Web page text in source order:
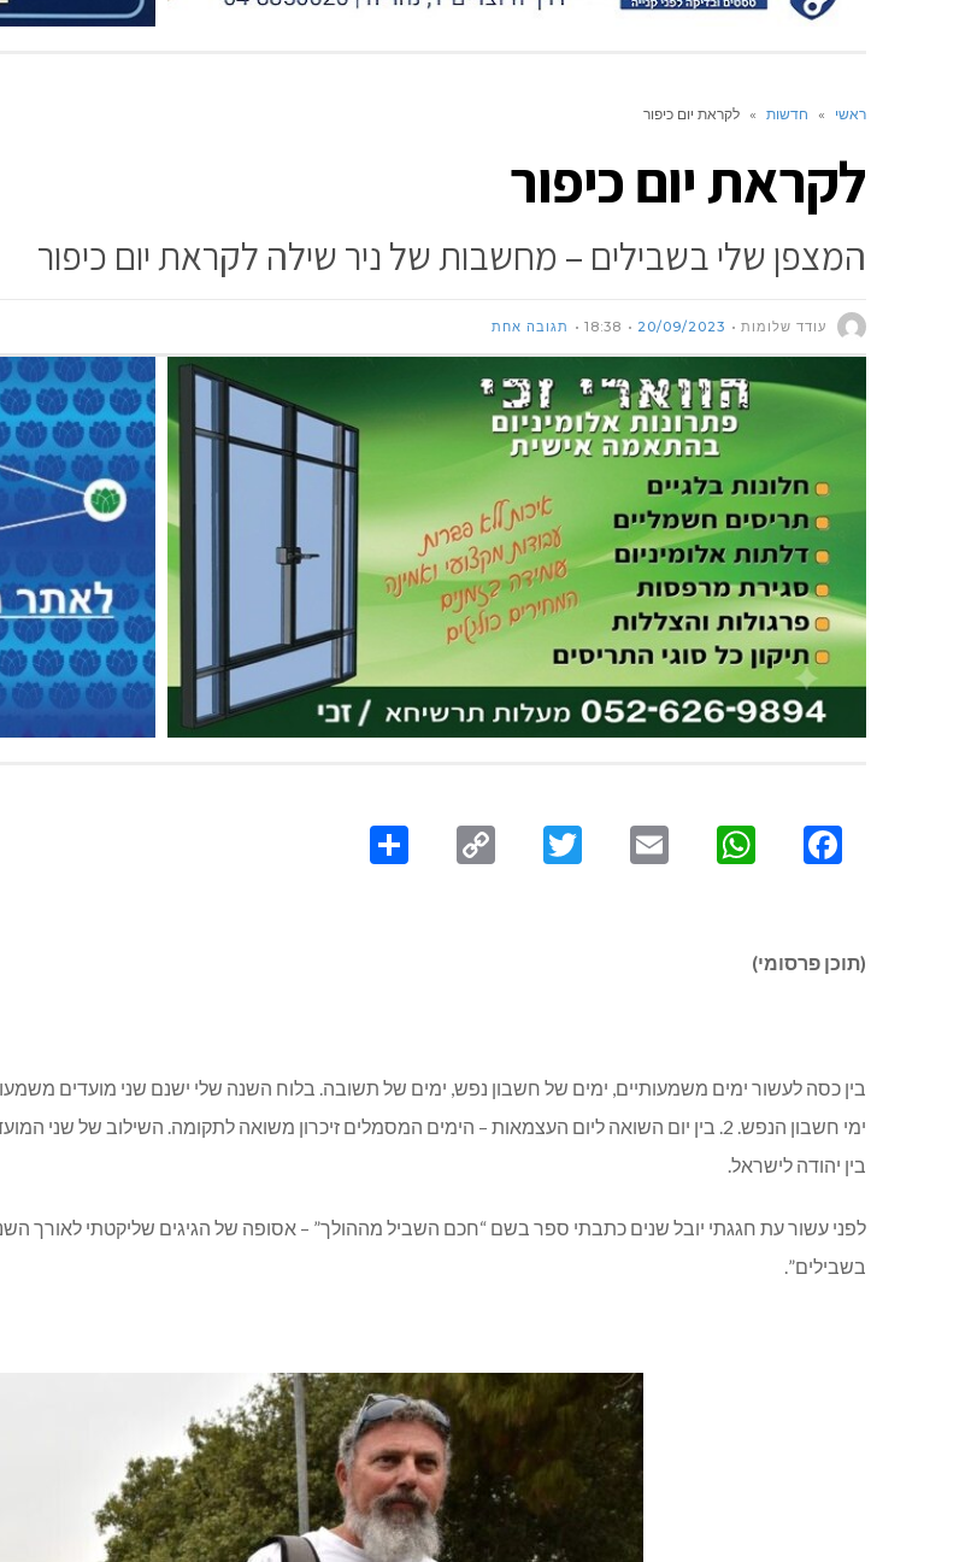
ראשי » חדשות » לקראת יום כיפור
לקראת יום כיפור
המצפן שלי בשבילים – מחשבות של ניר שילה לקראת יום כיפור
עודד שלומות 20/09/2023
18:38 תגובה אחת
Facebook
WhatsApp
Email
Twitter
Copy
(תוכן פרסומי)
ימי חשבון הנפש. 2. בין יום השואה ליום העצמאות – הימים המסמלים זיכרון משואה לתקומה. השילוב
בין יהודה לישראל.
לפני עשור עת חגגתי יובל שנים כתבתי ספר בשם “חכם השביל מההולך” – אסופה של הגיגים שליקטתי לאורך
בשבילים”.